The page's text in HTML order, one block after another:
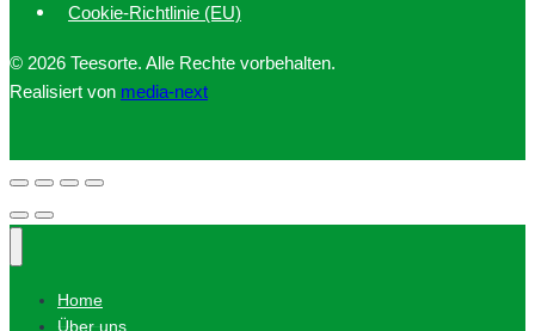
Cookie-Richtlinie (EU)
© 2026 Teesorte. Alle Rechte vorbehalten.
Realisiert von media-next
Home
Über uns